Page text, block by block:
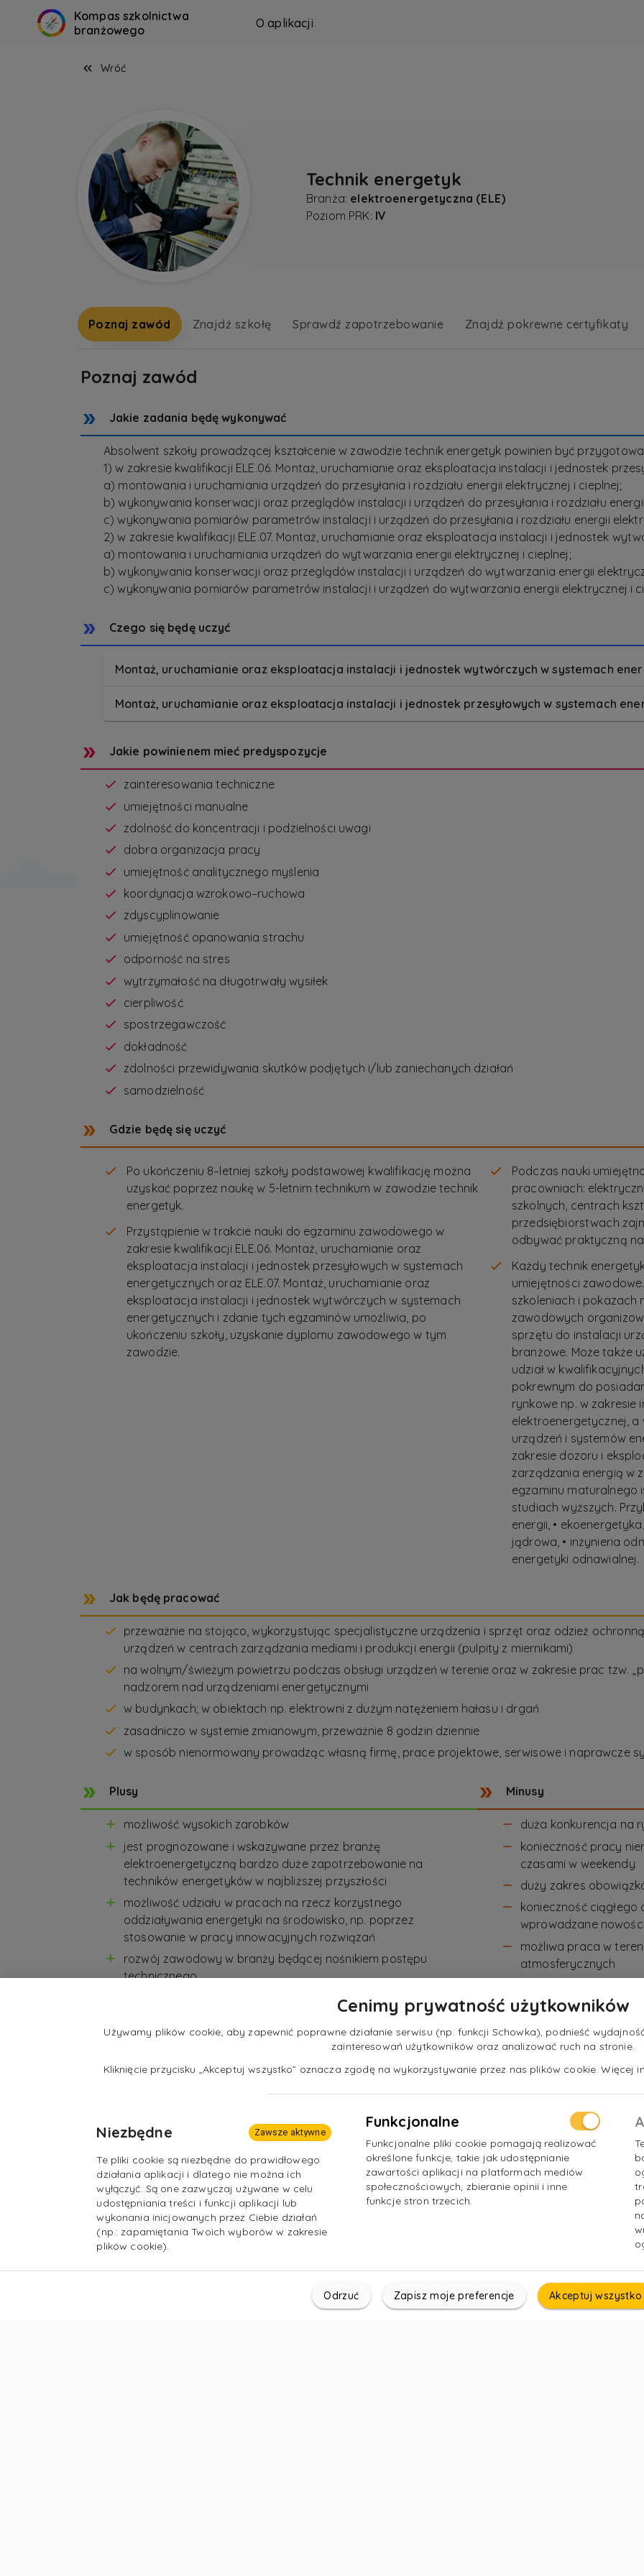
Kompas szkolnictwa
branżowego
O aplikacji
Wróć
Technik energetyk
Branża: elektroenergetyczna (ELE)
Poziom PRK: IV
Poznaj zawód Znajdź szkołę Sprawdź zapotrzebowanie Znajdź pokrewne certyfikaty
Poznaj zawód
Jakie zadania będę wykonywać
Absolwent szkoły prowadzącej kształcenie w zawodzie technik energetyk powinien być
1) w zakresie kwalifikacji ELE.06. Montaż, uruchamianie oraz eksploatacja instalacji i jednostek
a) montowania i uruchamiania urządzeń do przesyłania i rozdziału energii elektrycznej i cieplnej;
b) wykonywania konserwacji oraz przeglądów instalacji i urządzeń do przesyłania i rozdziału
c) wykonywania pomiarów parametrów instalacji i urządzeń do przesyłania i rozdziału energii
2) w zakresie kwalifikacji ELE.07. Montaż, uruchamianie oraz eksploatacja instalacji i jednostek
a) montowania i uruchamiania urządzeń do wytwarzania energii elektrycznej i cieplnej;
b) wykonywania konserwacji oraz przeglądów instalacji i urządzeń do wytwarzania energii
c) wykonywania pomiarów parametrów instalacji i urządzeń do wytwarzania energii elektrycznej i
Czego się będę uczyć
Montaż, uruchamianie oraz eksploatacja instalacji i jednostek wytwórczych w systemach
Montaż, uruchamianie oraz eksploatacja instalacji i jednostek przesyłowych w systemach
Jakie powinienem mieć predyspozycje
zainteresowania techniczne
umiejętności manualne
zdolność do koncentracji i podzielności uwagi
dobra organizacja pracy
umiejętność analitycznego myślenia
koordynacja wzrokowo–ruchowa
zdyscyplinowanie
umiejętność opanowania strachu
odporność na stres
wytrzymałość na długotrwały wysiłek
cierpliwość
spostrzegawczość
dokładność
zdolności przewidywania skutków podjętych i/lub zaniechanych działań
samodzielność
Gdzie będę się uczyć
Po ukończeniu 8–letniej szkoły podstawowej kwalifikację można
uzyskać poprzez naukę w 5-letnim technikum w zawodzie technik
energetyk.
Przystąpienie w trakcie nauki do egzaminu zawodowego w
zakresie kwalifikacji ELE.06. Montaż, uruchamianie oraz
eksploatacja instalacji i jednostek przesyłowych w systemach
energetycznych oraz ELE.07. Montaż, uruchamianie oraz
eksploatacja instalacji i jednostek wytwórczych w systemach
energetycznych i zdanie tych egzaminów umożliwia, po
ukończeniu szkoły, uzyskanie dyplomu zawodowego w tym
zawodzie.
Podczas nauki
pracowniach:
szkolnych, centrach
przedsiębiorstwach
odbywać praktyczną
Każdy technik
umiejętności
szkoleniach i pokazach
zawodowych
sprzętu do instalacji
branżowe. Może także
udział w
pokrewnym do
rynkowe np. w zakresie
elektroenergetycznej, a
urządzeń i systemów
zakresie dozoru i
zarządzania energią w
egzaminu maturalnego
studiach wyższych.
energii, •
jądrowa, • inżynieria
energetyki odnawialnej.
Jak będę pracować
przeważnie na stojąco, wykorzystując specjalistyczne urządzenia i sprzęt oraz odzież
urządzeń w centrach zarządzania mediami i produkcji energii (pulpity z miernikami)
na wolnym/świeżym powietrzu podczas obsługi urządzeń w terenie oraz w zakresie prac tzw.
nadzorem nad urządzeniami energetycznymi
w budynkach; w obiektach np. elektrowni z dużym natężeniem hałasu i drgań
zasadniczo w systemie zmianowym, przeważnie 8 godzin dziennie
w sposób nienormowany prowadząc własną firmę, prace projektowe, serwisowe i naprawcze
Plusy
możliwość wysokich zarobków
jest prognozowane i wskazywane przez branżę
elektroenergetyczną bardzo duże zapotrzebowanie na
techników energetyków w najbliższej przyszłości
możliwość udziału w pracach na rzecz korzystnego
oddziaływania energetyki na środowisko, np. poprzez
stosowanie w pracy innowacyjnych rozwiązań
rozwój zawodowy w branży będącej nośnikiem postępu
technicznego
możliwość pracy w różnych branżach (np. sposoby zarządzania
energią i jej magazynowania, montowanie systemów
kominowych, uzdatnianie wody do celów technologicznych,
możliwość udziału w szkoleniach krajowych i międzynarodowych
Minusy
duża konkurencja na
konieczność pracy
czasami w weekendy
duży zakres
konieczność
wprowadzane nowości
możliwa praca w
atmosferycznych
możliwa praca pod
Cenimy prywatność użytkowników
Używamy plików cookie, aby zapewnić poprawne działanie serwisu (np. funkcji Schowka), podnieść
zainteresowań użytkowników oraz analizować ruch na stronie.
Kliknięcie przycisku „Akceptuj wszystko” oznacza zgodę na wykorzystywanie przez nas plików cookie.
Niezbędne Zawsze aktywne
Te pliki cookie są niezbędne do prawidłowego
działania aplikacji i dlatego nie można ich
wyłączyć. Są one zazwyczaj używane w celu
udostępniania treści i funkcji aplikacji lub
wykonania inicjowanych przez Ciebie działań
(np.: zapamiętania Twoich wyborów w zakresie
plików cookie).
Funkcjonalne
Funkcjonalne pliki cookie pomagają realizować
określone funkcje, takie jak udostępnianie
zawartości aplikacji na platformach mediów
społecznościowych, zbieranie opinii i inne
funkcje stron trzecich.
Odrzuć Zapisz moje preferencje Akceptuj wszystko